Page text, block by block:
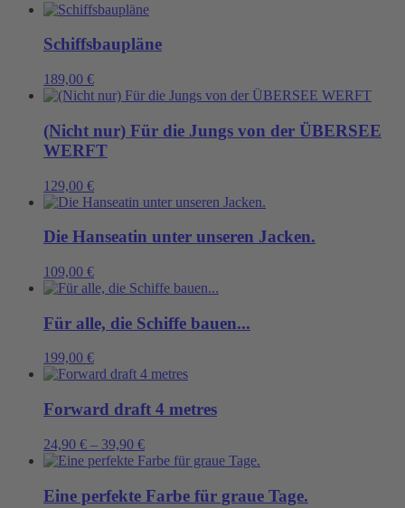
Schiffsbaupläne
189,00 €
(Nicht nur) Für die Jungs von der ÜBERSEE
WERFT
129,00 €
Die Hanseatin unter unseren Jacken.
109,00 €
Für alle, die Schiffe bauen...
199,00 €
Forward draft 4 metres
24,90 € – 39,90 €
Eine perfekte Farbe für graue Tage.